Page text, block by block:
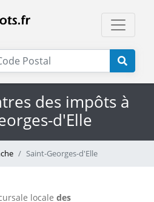
des impôts à
d'Elle
Saint-Georges-d'Elle
locale des